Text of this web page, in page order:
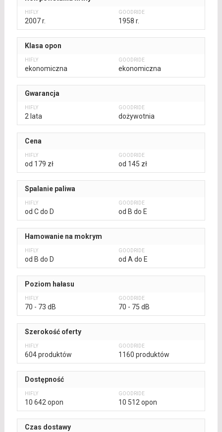
2007 r. 1958 r.
Klasa opon
ekonomiczna ekonomiczna
Gwarancja
2 lata dożywotnia
Cena
od 179 zł od 145 zł
Spalanie paliwa
od C do D od B do E
Hamowanie na mokrym
od B do D od A do E
Poziom hałasu
70 - 73 dB 70 - 75 dB
Szerokość oferty
604 produktów 1160 produktów
Dostępność
10 642 opon 10 512 opon
Czas dostawy